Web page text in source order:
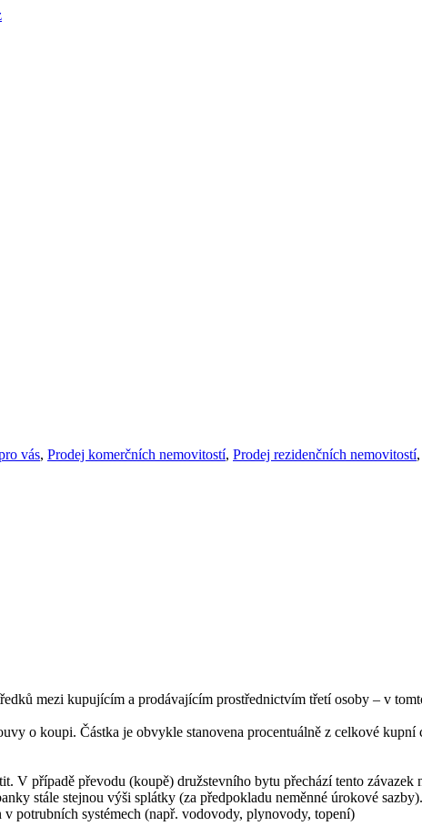
vás, Prodej komerčních nemovitostí, Prodej rezidenčních nemovitostí,
mezi kupujícím a prodávajícím prostřednictvím třetí osoby – v
o koupi. Částka je obvykle stanovena procentuálně z celkové kupní
V případě převodu (koupě) družstevního bytu přechází tento závazek
stále stejnou výši splátky (za předpokladu neměnné úrokové sazby).
potrubních systémech (např. vodovody, plynovody, topení)